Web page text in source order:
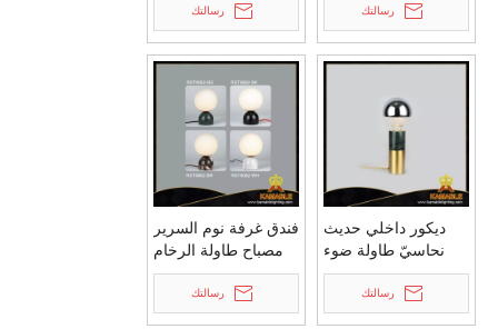
رسالتك رسالتك
ديكور داخلي حديث
نحاسيّ طاولة ضوء
(RST9068BG)
رسالتك
فندق غرفة نوم السرير
مصباح طاولة الرخام
الزخرفية (RST9062-
رسالتك